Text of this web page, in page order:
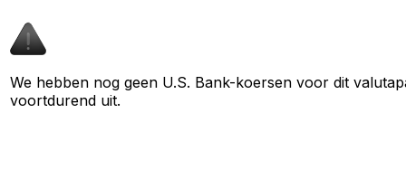
We hebben nog geen U.S. Bank-koersen voor dit
voortdurend uit.